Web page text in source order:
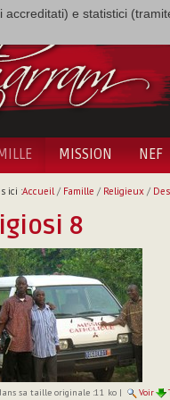
e statistici
MISSION NEF
ici :Accueil/ Famille / Religieux/
8
sa taille originale :11 ko| Voir